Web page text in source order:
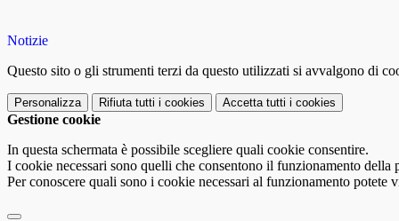
Notizie
Questo sito o gli strumenti terzi da questo utilizzati si avvalgono di
Personalizza Rifiuta tutti i cookies Accetta tutti i cookies
Gestione cookie
In questa schermata è possibile scegliere quali cookie consentire.
I cookie necessari sono quelli che consentono il funzionamento
Per conoscere quali sono i cookie necessari al funzionamento potete